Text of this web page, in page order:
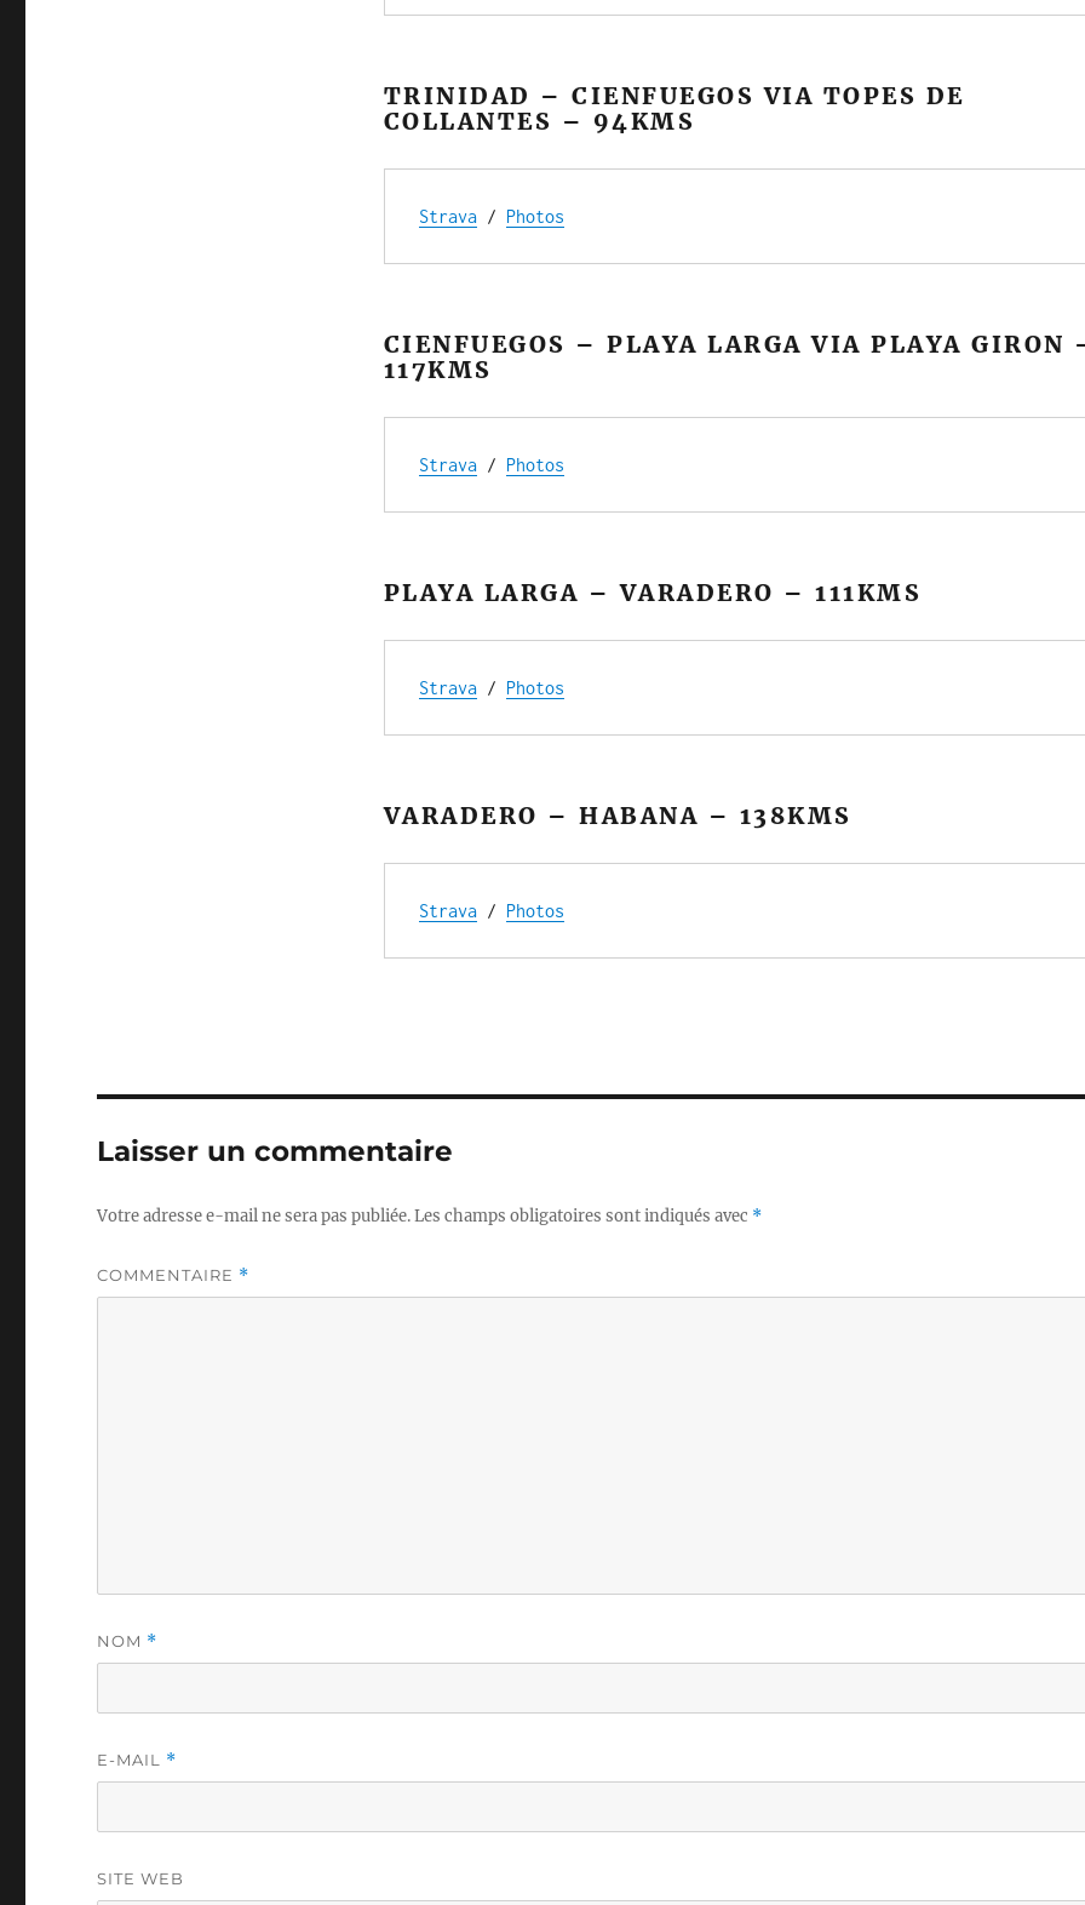
TRINIDAD – CIENFUEGOS VIA TOPES DE
COLLANTES – 94KMS
Strava / Photos
CIENFUEGOS – PLAYA LARGA VIA PLAYA GIRON
117KMS
Strava / Photos
PLAYA LARGA – VARADERO – 111KMS
Strava / Photos
VARADERO – HABANA – 138KMS
Strava / Photos
Laisser un commentaire
Votre adresse e-mail ne sera pas publiée.Les champs obligatoires sont indiqués avec *
COMMENTAIRE *
NOM *
E-MAIL *
SITE WEB